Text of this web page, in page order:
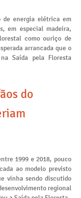
de energia elétrica em
em especial madeira,
como ouriço de
arrancada que o
Saída pela Floresta
do
1999 e 2018, pouco
ao modelo previsto
vinha sendo discutido
regional